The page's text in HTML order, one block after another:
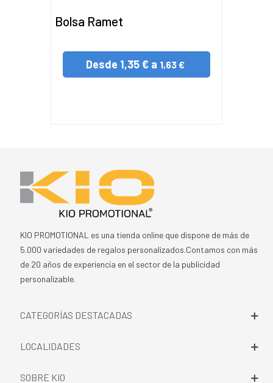
Bolsa Ramet
Desde 1,35 € a 1,63 €
KIO PROMOTIONAL es una tienda online que dispone de más de
5.000 variedades de regalos personalizados.Contamos con más
de 20 años de experiencia en el sector de la publicidad
personalizable.
CATEGORÍAS DESTACADAS
LOCALIDADES
SOBRE KIO